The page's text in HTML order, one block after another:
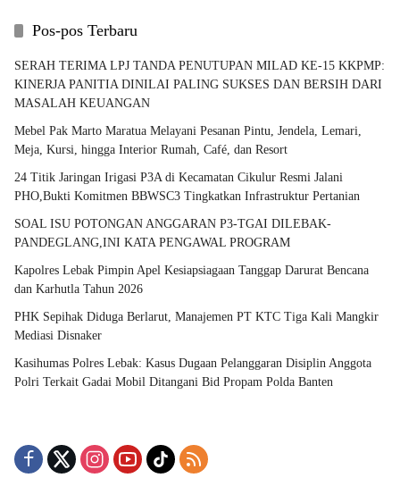
Pos-pos Terbaru
SERAH TERIMA LPJ TANDA PENUTUPAN MILAD KE-15 KKPMP:
KINERJA PANITIA DINILAI PALING SUKSES DAN BERSIH DARI
MASALAH KEUANGAN
Mebel Pak Marto Maratua Melayani Pesanan Pintu, Jendela, Lemari,
Meja, Kursi, hingga Interior Rumah, Café, dan Resort
24 Titik Jaringan Irigasi P3A di Kecamatan Cikulur Resmi Jalani
PHO,Bukti Komitmen BBWSC3 Tingkatkan Infrastruktur Pertanian
SOAL ISU POTONGAN ANGGARAN P3-TGAI DILEBAK-
PANDEGLANG,INI KATA PENGAWAL PROGRAM
Kapolres Lebak Pimpin Apel Kesiapsiagaan Tanggap Darurat Bencana
dan Karhutla Tahun 2026
PHK Sepihak Diduga Berlarut, Manajemen PT KTC Tiga Kali Mangkir
Mediasi Disnaker
Kasihumas Polres Lebak: Kasus Dugaan Pelanggaran Disiplin Anggota
Polri Terkait Gadai Mobil Ditangani Bid Propam Polda Banten